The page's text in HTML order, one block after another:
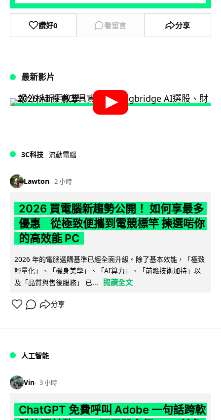
讚好0 看留言 分享
最新影片
3C科技 流動電腦
Lawton 2 小時
2026 買電腦新趨勢公開！ 如何享最多
優惠 從極致便攜到電競標竿 揀選啱你
的高效能 PC
2026 年的電腦選購基準已經全面升級。除了基本效能，「極致
輕量化」、「機身美學」、「AI算力」、「前瞻技術加持」以
及「品質與售後服務」 已...
閱讀全文
分享
人工智能
Vin 3 小時
ChatGPT 免費呼叫 Adobe 一句話跨軟